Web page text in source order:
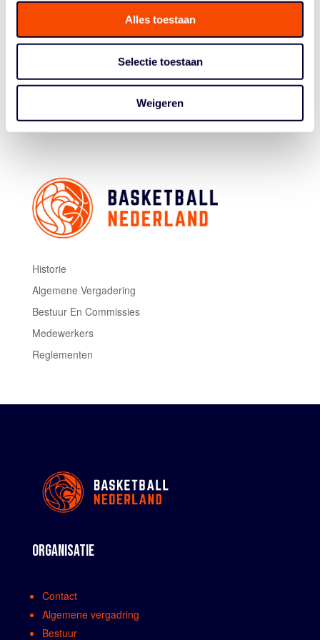
Alles toestaan
Selectie toestaan
Weigeren
Robin Poggenwisch en een afstandsschot van Mustafa
Korkmaz (foto). Op Den Orth bleef de stabiele factor
onder het bord en Oranje gaf de voorsprong niet meer
uit handen, ook al kwam Polen nog even terug tot 61-58
stoppen. Het laatste punt op zeventien seconden voor
het einde was van een rake vrije worp van Korkmaz. Na
een Poolse turnover kon het feestvieren beginnen.
Historie
Algemene Vergadering
Bestuur En Commissies
Medewerkers
Reglementen
ORGANISATIE
Contact
Algemene vergadring
Bestuur